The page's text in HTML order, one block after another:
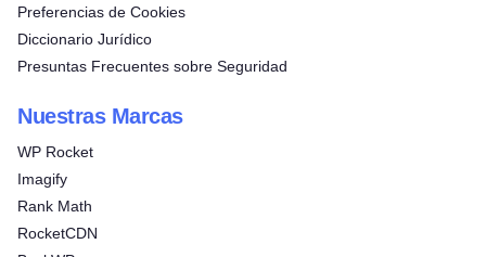
Preferencias de Cookies
Diccionario Jurídico
Presuntas Frecuentes sobre Seguridad
Nuestras Marcas
WP Rocket
Imagify
Rank Math
RocketCDN